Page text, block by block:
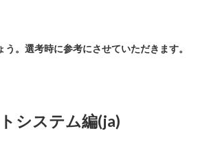
。選考時に参考にさせていただきます。
システム編(ja)